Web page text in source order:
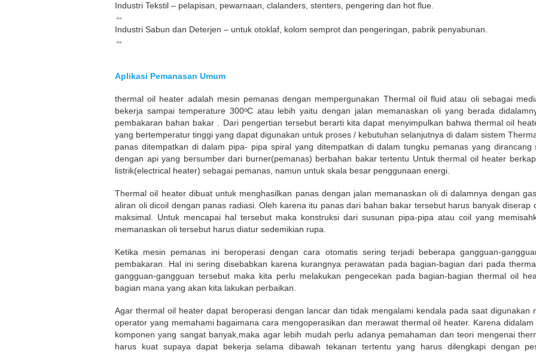
Industri Tekstil – pelapisan, pewarnaan, clalanders, stenters, pengering dan hot flue.
⇔
Industri Sabun dan Deterjen – untuk otoklaf, kolom semprot dan pengeringan, pabrik penyabunan.
⇔
Aplikasi Pemanasan Umum
thermal oil heater adalah mesin pemanas dengan mempergunakan Thermal oil fluid atau oli sebagai
bekerja sampai temperature 300ᵒC atau lebih yaitu dengan jalan memanaskan oli yang berada
pembakaran bahan bakar . Dari pengertian tersebut berarti kita dapat menyimpulkan bahwa thermal oil
yang bertemperatur tinggi yang dapat digunakan untuk proses / kebutuhan selanjutnya di dalam sistem
panas ditempatkan di dalam pipa- pipa spiral yang ditempatkan di dalam tungku pemanas yang dirancang
dengan api yang bersumber dari burner(pemanas) berbahan bakar tertentu Untuk thermal oil heater
listrik(electrical heater) sebagai pemanas, namun untuk skala besar penggunaan energi.
Thermal oil heater dibuat untuk menghasilkan panas dengan jalan memanaskan oli di dalamnya dengan
aliran oli dicoil dengan panas radiasi. Oleh karena itu panas dari bahan bakar tersebut harus banyak diserap
maksimal. Untuk mencapai hal tersebut maka konstruksi dari susunan pipa-pipa atau coil yang
memanaskan oli tersebut harus diatur sedemikian rupa.
Ketika mesin pemanas ini beroperasi dengan cara otomatis sering terjadi beberapa gangguan-
pembakaran. Hal ini sering disebabkan karena kurangnya perawatan pada bagian-bagian dari pada
gangguan-gangguan tersebut maka kita perlu melakukan pengecekan pada bagian-bagian thermal oil
bagian mana yang akan kita lakukan perbaikan.
Agar thermal oil heater dapat beroperasi dengan lancar dan tidak mengalami kendala pada saat digunakan
operator yang memahami bagaimana cara mengoperasikan dan merawat thermal oil heater. Karena
komponen yang sangat banyak,maka agar lebih mudah perlu adanya pemahaman dan teori mengenai
harus kuat supaya dapat bekerja selama dibawah tekanan tertentu yang harus dilengkapi dengan